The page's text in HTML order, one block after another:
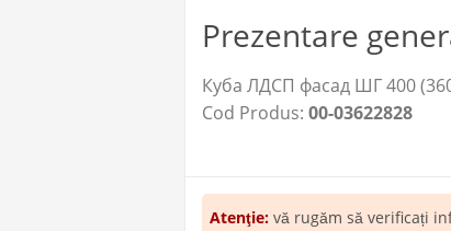
Prezentare
Куба ЛДСП фасад ШГ 400
Cod Produs: 00-03622828
Atenţie: vă rugăm să verificați